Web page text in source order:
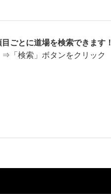
ごとに道場を検索できます！
「検索」ボタンをクリック